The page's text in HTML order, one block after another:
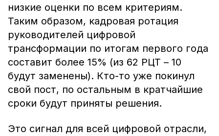
низкие оценки по всем критериям.
Таким образом, кадровая ротация
руководителей цифровой
трансформации по итогам первого года
составит более 15% (из 62 РЦТ – 10
будут заменены). Кто-то уже покинул
свой пост, по остальным в кратчайшие
сроки будут приняты решения.
Это сигнал для всей цифровой отрасли,